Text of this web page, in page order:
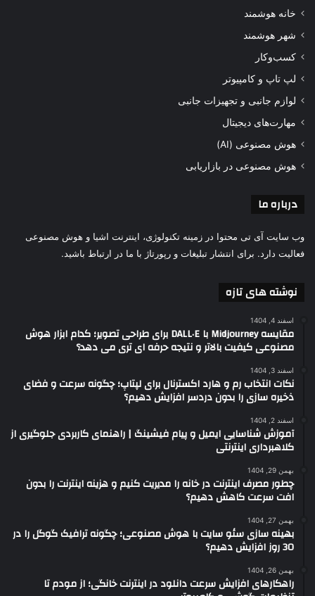
خانه هوشمند
شهر هوشمند
کسب‌وکار
لپ تاپ و کامپیوتر
لوازم جانبی و تجهیزات جانبی
مهارت‌های دیجیتال
هوش مصنوعی (AI)
هوش مصنوعی در بازاریابی
درباره ما
وب سایت آی تی محتوا در زمینه تکنولوژی، اینترنت اشیا و هوش مصنوعی
فعالیت دارد. برای انتشار تبلیغات و رپورتاژ با ما در ارتباط باشید.
نوشته های تازه
اسفند 4, 1404
مقایسه Midjourney با DALL·E برای طراحی تصویر؛ کدام ابزار هوش
مصنوعی کیفیت بالاتر و نتیجه حرفه ای تری می دهد؟
اسفند 3, 1404
نکات انتخاب رم و هارد اکسترنال برای لپتاپ؛ چگونه سرعت و فضای
ذخیره سازی را بدون دردسر افزایش دهیم؟
اسفند 2, 1404
آموزش شناسایی ایمیل و پیام فیشینگ | راهنمای کاربردی جلوگیری از
کلاهبرداری اینترنتی
بهمن 29, 1404
چطور مصرف اینترنت در خانه را مدیریت کنیم و هزینه اینترنت را بدون
افت سرعت کاهش دهیم؟
بهمن 27, 1404
بهینه سازی سئو سایت با هوش مصنوعی؛ چگونه ترافیک گوگل را در
30 روز افزایش دهیم؟
بهمن 26, 1404
راهکارهای افزایش سرعت دانلود در اینترنت خانگی؛ از مودم تا